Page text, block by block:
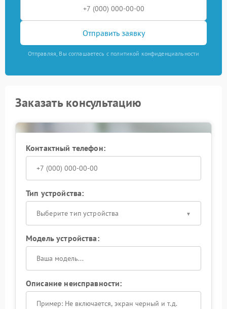
Отправить заявку
Отправляя, Вы соглашаетесь с политикой конфиденциальности
Заказать консультацию
Контактный телефон:
Тип устройства:
Выберите тип устройства
Модель устройства:
Описание неисправности: